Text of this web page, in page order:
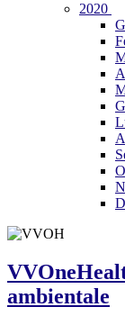
2020
ambientale